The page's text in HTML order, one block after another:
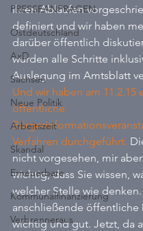
PRESSEANFRAGEN
Ostdeutschland
AxD
Sachsen
Neue Politik
Arbeitszeit
Skandal
Erneuerbare
Kommunalfinanzierung
Verbrenneraus
ihren Abläufen
definiert und wir haben
darüber öffentlich
wurden alle Schritte
Auslegung im Amtsblatt
Und wir haben am 11.2.15
öffentliche
Verfahren durchgeführt.
nicht vorgesehen, mir aber
wichtig, dass Sie wissen,
welcher Stelle wie
anschließende öffentliche
wichtig und gut. Jetzt, da